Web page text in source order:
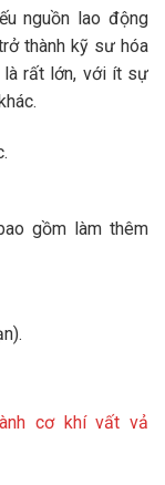
nguồn lao động
thành kỹ sư hóa
là rất lớn, với ít sự
gồm làm thêm
cơ khí vất vả